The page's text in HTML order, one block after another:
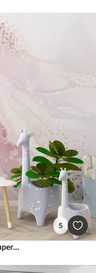
5
Pintura abstracta, imitación de la superficie de mármol de la piedra